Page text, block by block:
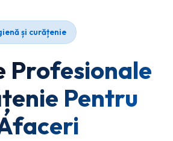
și curățenie
Profesionale
Pentru